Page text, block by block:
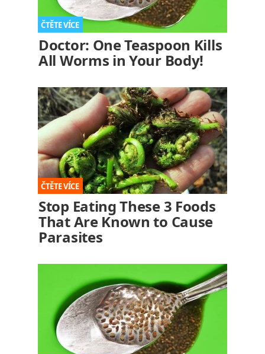
Doctor: One Teaspoon Kills
All Worms in Your Body!
Stop Eating These 3 Foods
That Are Known to Cause
Parasites